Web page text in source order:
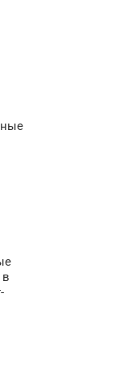
в